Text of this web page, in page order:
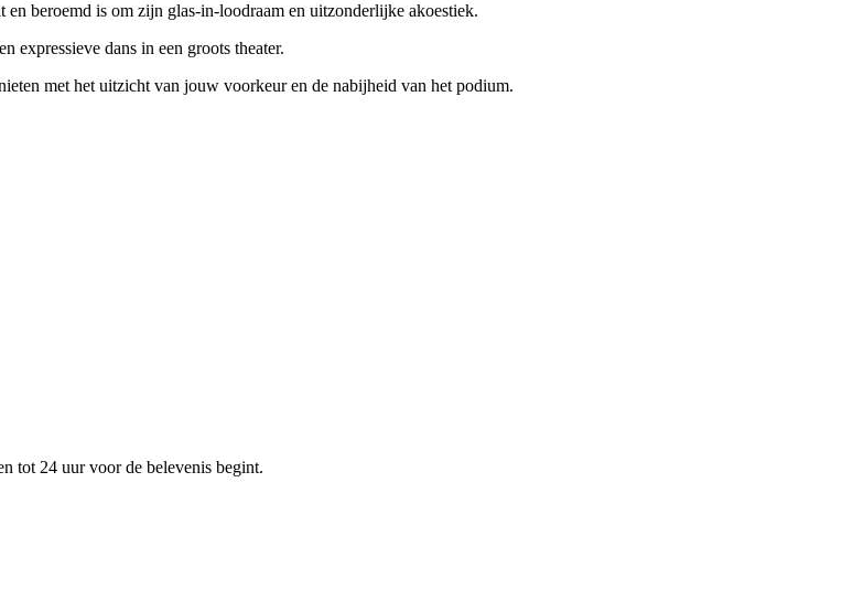
beroemd is om zijn glas-in-loodraam en uitzonderlijke akoestiek.
expressieve dans in een groots theater.
met het uitzicht van jouw voorkeur en de nabijheid van het podium.
tot 24 uur voor de belevenis begint.